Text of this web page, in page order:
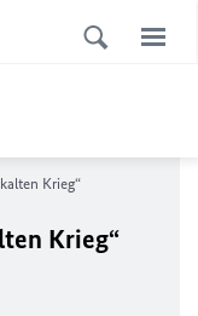
Krieg“
Krieg“